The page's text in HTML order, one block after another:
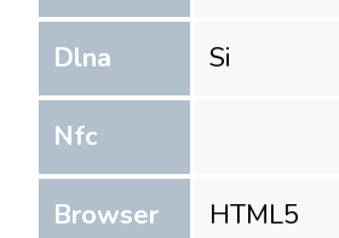
Dlna Si
Nfc
Browser HTML5